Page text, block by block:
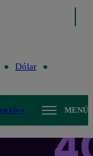
Dólar
vivo MENÚ